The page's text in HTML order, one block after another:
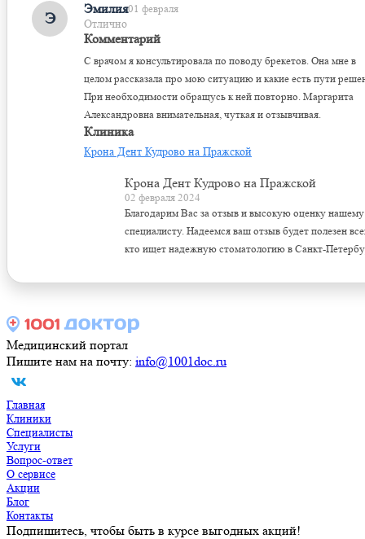
Э
Эмилия01 февраля
Отлично
Комментарий
С врачом я консультировала по поводу брекетов. Она мне в
целом рассказала про мою ситуацию и какие есть пути
При необходимости обращусь к ней повторно. Маргарита
Александровна внимательная, чуткая и отзывчивая.
Клиника
Крона Дент Кудрово на Пражской
Крона Дент Кудрово на Пражской
02 февраля 2024
Благодарим Вас за отзыв и высокую оценку нашему
специалисту. Надеемся ваш отзыв будет полезен
кто ищет надежную стоматологию в Санкт-
Медицинский портал
Пишите нам на почту: info@1001doc.ru
Главная
Клиники
Специалисты
Услуги
Вопрос-ответ
О сервисе
Акции
Блог
Контакты
Подпишитесь, чтобы быть в курсе выгодных акций!